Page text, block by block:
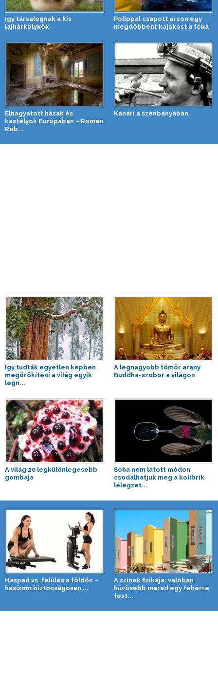
Így társalognak a kis
lajhárkölykök
Polippal csapott arcon egy
megdöbbent kajakost a fóka
Elhagyatott házak és
kastélyok Európában – Roman
Rob...
Kanári a szénbányában
Így tudták egyetlen képben
megörökíteni a világ egyik
legn...
A legnagyobb tömör arany
Buddha-szobor a világon
A világ 20 legkülönlegesebb
gombája
Soha nem látott módon
csodálhatjuk meg a kolibrik
lélegzet...
Haspad vs. felülés a földön –
hasizom biztonságosan ...
A színek fizikája: valóban
hűvösebb marad egy fehérre
fest...